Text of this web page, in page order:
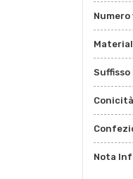
Suffisso
Conicità
Nota